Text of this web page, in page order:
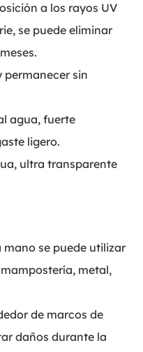
a los rayos UV
se puede eliminar
permanecer sin
agua, fuerte
ligero.
ultra transparente
mano se puede utilizar
metal,
de marcos de
daños durante la